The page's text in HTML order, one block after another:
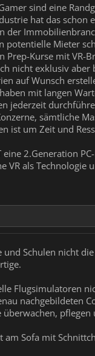
v. Chr.- nebenbei)
Geschichte. Geografie?
virtuellen Hände
die Gamer oder eher
ne VR-Brille
dabei, erfreut euch
(optimistisch
sind eine
hat das
der
potentielle Mieter
Prep-Kurse mit
nicht exklusiv
auf Wunsch
mit langen
jederzeit
sämtliche
ist um Zeit und
eine 2.Generation
VR als
Schulen nicht
Flugsimulatoren
nachgebildeten
überwachen,
am Sofa mit